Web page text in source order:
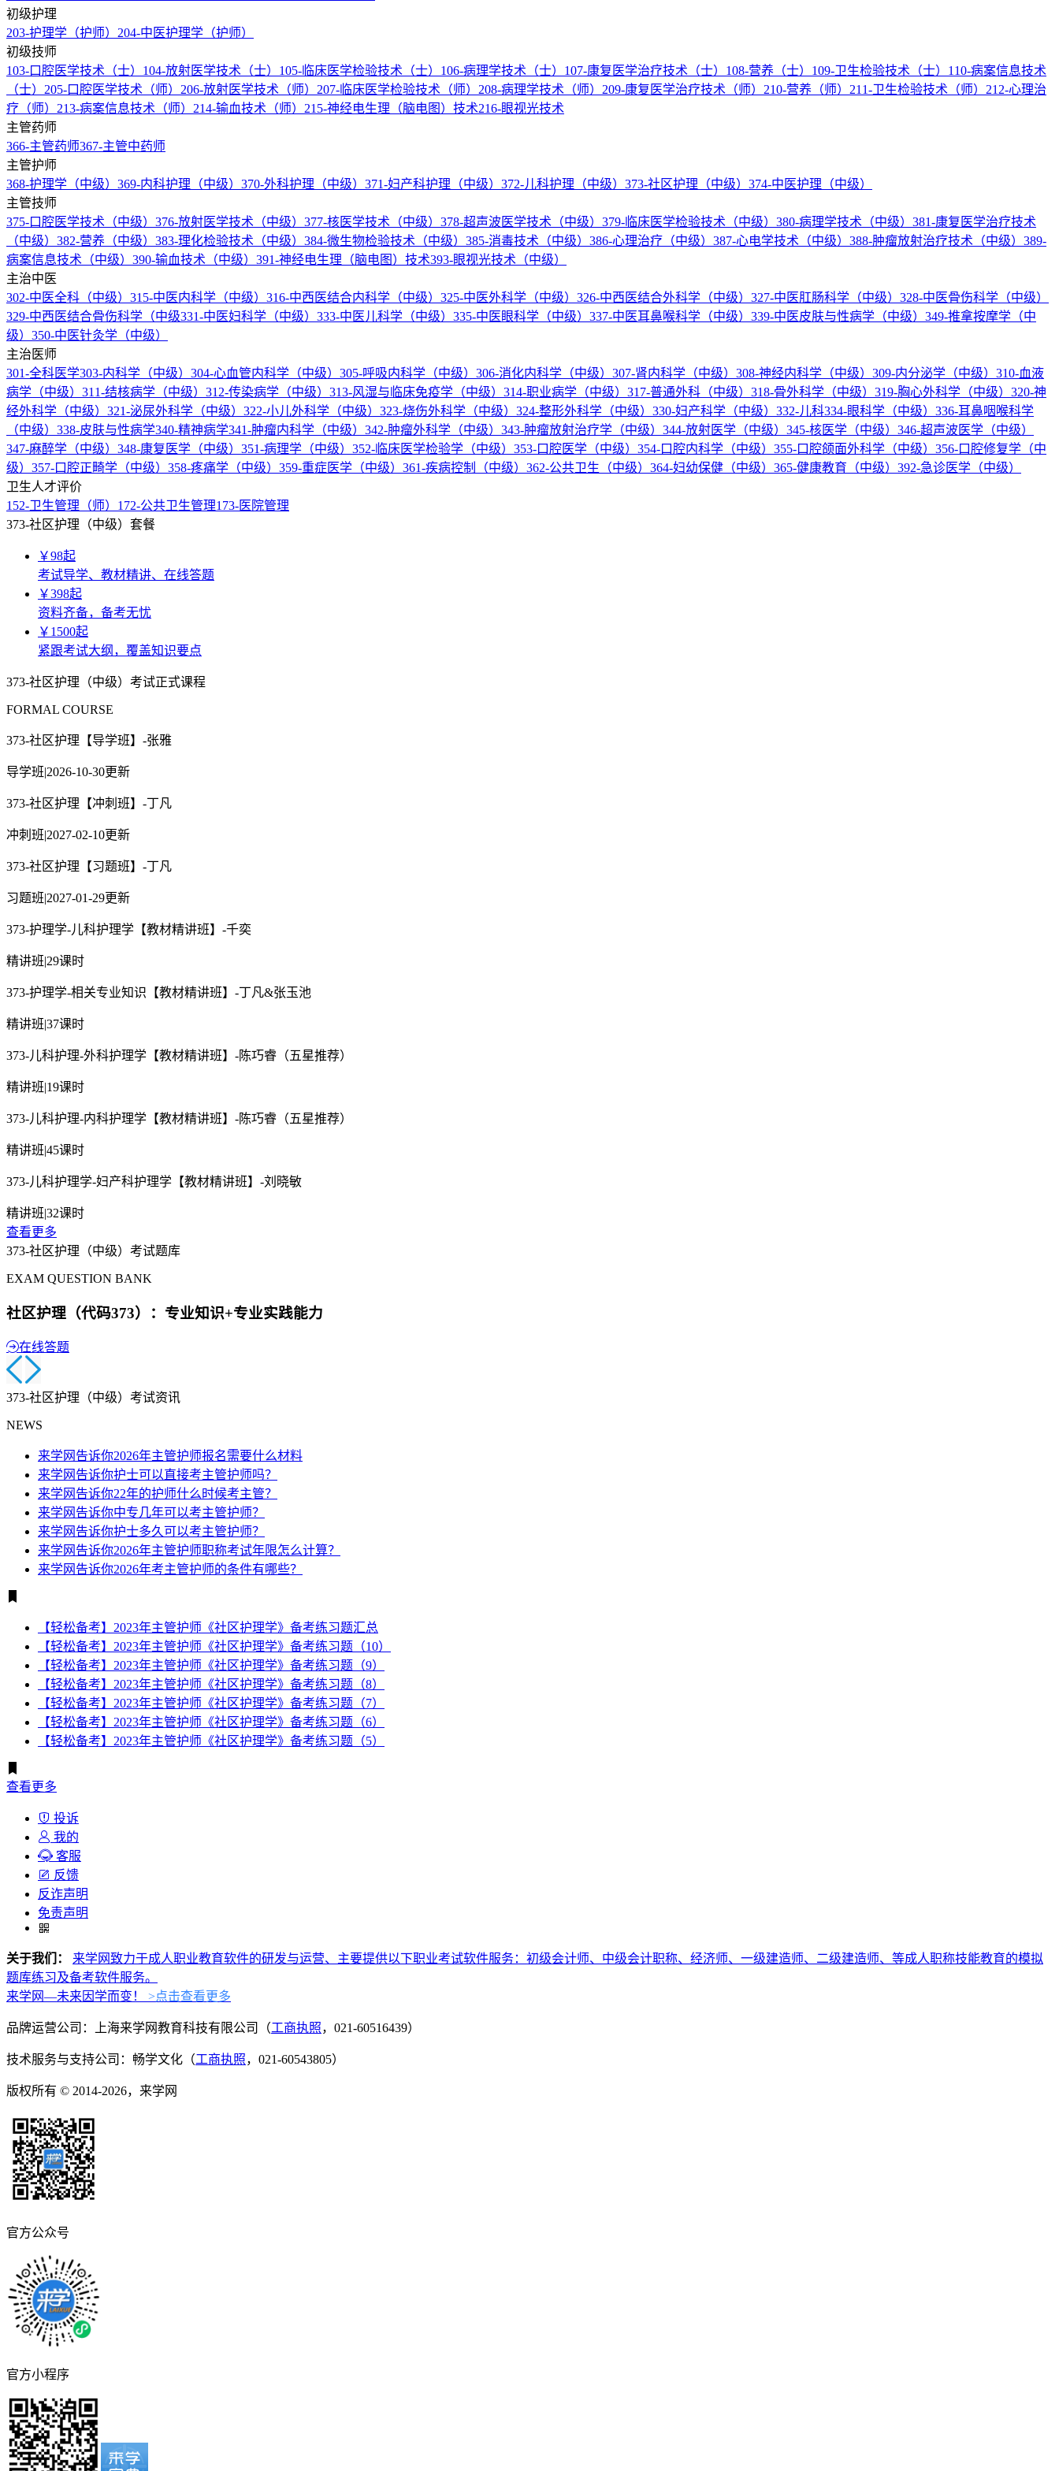
初级护理
203-护理学（护师） 204-中医护理学（护师）
初级技师
103-口腔医学技术（士） 104-放射医学技术（士） 105-临床医学检验技术（士） 106-病理学技术（士） 107-康复医学治疗技术（士） 108-营养（士） 109-卫生检验技术（士） 110-病案信息技术
（士） 205-口腔医学技术（师） 206-放射医学技术（师） 207-临床医学检验技术（师） 208-病理学技术（师） 209-康复医学治疗技术（师） 210-营养（师） 211-卫生检验技术（师） 212-心理治
疗（师） 213-病案信息技术（师） 214-输血技术（师） 215-神经电生理（脑电图）技术216-眼视光技术
主管药师
366-主管药师367-主管中药师
主管护师
368-护理学（中级） 369-内科护理（中级） 370-外科护理（中级） 371-妇产科护理（中级） 372-儿科护理（中级） 373-社区护理（中级） 374-中医护理（中级）
主管技师
375-口腔医学技术（中级） 376-放射医学技术（中级） 377-核医学技术（中级） 378-超声波医学技术（中级） 379-临床医学检验技术（中级） 380-病理学技术（中级） 381-康复医学治疗技术
（中级） 382-营养（中级） 383-理化检验技术（中级） 384-微生物检验技术（中级） 385-消毒技术（中级） 386-心理治疗（中级） 387-心电学技术（中级） 388-肿瘤放射治疗技术（中级） 389-
病案信息技术（中级） 390-输血技术（中级） 391-神经电生理（脑电图）技术393-眼视光技术（中级）
主治中医
302-中医全科（中级） 315-中医内科学（中级） 316-中西医结合内科学（中级） 325-中医外科学（中级） 326-中西医结合外科学（中级） 327-中医肛肠科学（中级） 328-中医骨伤科学（中级）
329-中西医结合骨伤科学（中级331-中医妇科学（中级） 333-中医儿科学（中级） 335-中医眼科学（中级） 337-中医耳鼻喉科学（中级） 339-中医皮肤与性病学（中级） 349-推拿按摩学（中
级） 350-中医针灸学（中级）
主治医师
301-全科医学303-内科学（中级） 304-心血管内科学（中级） 305-呼吸内科学（中级） 306-消化内科学（中级） 307-肾内科学（中级） 308-神经内科学（中级） 309-内分泌学（中级） 310-血液
病学（中级） 311-结核病学（中级） 312-传染病学（中级） 313-风湿与临床免疫学（中级） 314-职业病学（中级） 317-普通外科（中级） 318-骨外科学（中级） 319-胸心外科学（中级） 320-神
经外科学（中级） 321-泌尿外科学（中级） 322-小儿外科学（中级） 323-烧伤外科学（中级） 324-整形外科学（中级） 330-妇产科学（中级） 332-儿科334-眼科学（中级） 336-耳鼻咽喉科学
（中级） 338-皮肤与性病学340-精神病学341-肿瘤内科学（中级） 342-肿瘤外科学（中级） 343-肿瘤放射治疗学（中级） 344-放射医学（中级） 345-核医学（中级） 346-超声波医学（中级）
347-麻醉学（中级） 348-康复医学（中级） 351-病理学（中级） 352-临床医学检验学（中级） 353-口腔医学（中级） 354-口腔内科学（中级） 355-口腔颌面外科学（中级） 356-口腔修复学（中
级） 357-口腔正畸学（中级） 358-疼痛学（中级） 359-重症医学（中级） 361-疾病控制（中级） 362-公共卫生（中级） 364-妇幼保健（中级） 365-健康教育（中级） 392-急诊医学（中级）
卫生人才评价
152-卫生管理（师） 172-公共卫生管理173-医院管理
373-社区护理（中级）套餐
￥98起
考试导学、教材精讲、在线答题
￥398起
资料齐备，备考无忧
￥ 1500起
紧跟考试大纲，覆盖知识要点
373-社区护理（中级）考试正式课程
FORMAL COURSE
373-社区护理【导学班】-张雅
导学班|2026-10-30更新
373-社区护理【冲刺班】-丁凡
冲刺班|2027-02-10更新
373-社区护理【习题班】-丁凡
习题班|2027-01-29更新
373-护理学-儿科护理学【教材精讲班】-千奕
精讲班|29课时
373-护理学-相关专业知识【教材精讲班】-丁凡&张玉池
精讲班|37课时
373-儿科护理-外科护理学【教材精讲班】-陈巧睿（五星推荐）
精讲班|19课时
373-儿科护理-内科护理学【教材精讲班】-陈巧睿（五星推荐）
精讲班|45课时
373-儿科护理学-妇产科护理学【教材精讲班】-刘晓敏
精讲班|32课时
查看更多
373-社区护理（中级）考试题库
EXAM QUESTION BANK
社区护理（代码373）：专业知识+专业实践能力
在线答题
373-社区护理（中级）考试资讯
NEWS
来学网告诉你2026年主管护师报名需要什么材料
来学网告诉你护士可以直接考主管护师吗？
来学网告诉你22年的护师什么时候考主管？
来学网告诉你中专几年可以考主管护师？
来学网告诉你护士多久可以考主管护师？
来学网告诉你2026年主管护师职称考试年限怎么计算？
来学网告诉你2026年考主管护师的条件有哪些？
【轻松备考】2023年主管护师《社区护理学》备考练习题汇总
【轻松备考】2023年主管护师《社区护理学》备考练习题（10）
【轻松备考】2023年主管护师《社区护理学》备考练习题（9）
【轻松备考】2023年主管护师《社区护理学》备考练习题（8）
【轻松备考】2023年主管护师《社区护理学》备考练习题（7）
【轻松备考】2023年主管护师《社区护理学》备考练习题（6）
【轻松备考】2023年主管护师《社区护理学》备考练习题（5）
查看更多
投诉
我的
客服
反馈
反诈声明
免责声明
关于我们：
来学网致力于成人职业教育软件的研发与运营、主要提供以下职业考试软件服务：初级会计师、中级会计职称、经济师、一级建造师、二级建造师、等成人职称技能教育的模拟
题库练习及备考软件服务。
来学网—未来因学而变！
>点击查看更多
品牌运营公司：上海来学网教育科技有限公司（工商执照，021-60516439）
技术服务与支持公司：畅学文化（工商执照，021-60543805）
版权所有 © 2014-2026，来学网
官方公众号
官方小程序